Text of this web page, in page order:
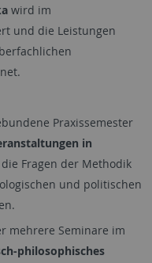
wird im
und die Leistungen
Praxissemester
in
Fragen der Methodik
und politischen
mehrere Seminare im
philosophisches